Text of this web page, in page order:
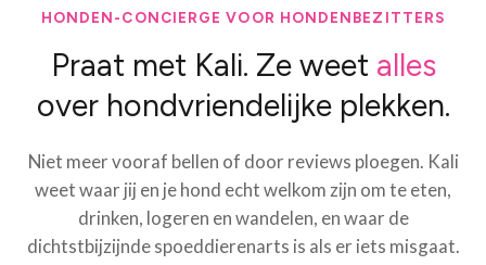
HONDEN-CONCIERGE VOOR HONDENBEZITTERS
Praat met Kali. Ze weet alles
over hondvriendelijke plekken.
Niet meer vooraf bellen of door reviews ploegen. Kali
weet waar jij en je hond echt welkom zijn om te eten,
drinken, logeren en wandelen, en waar de
dichtstbijzijnde spoeddierenarts is als er iets misgaat.